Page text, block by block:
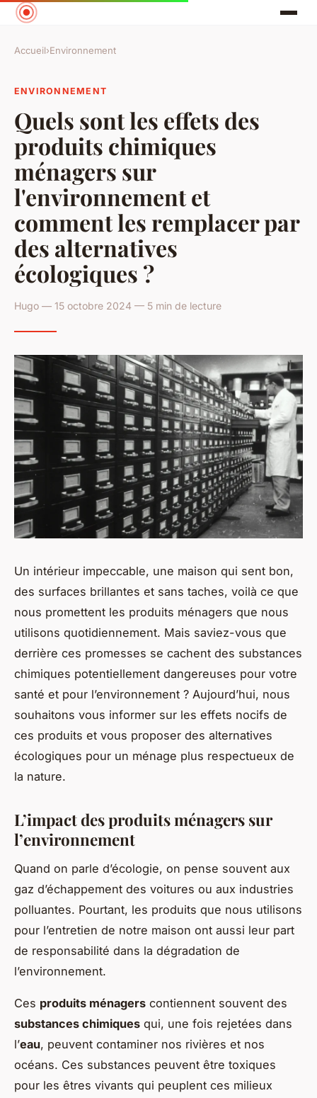
Accueil›Environnement
ENVIRONNEMENT
Quels sont les effets des
produits chimiques
ménagers sur
l'environnement et
comment les remplacer par
des alternatives
écologiques ?
Hugo — 15 octobre 2024 — 5 min de lecture
Un intérieur impeccable, une maison qui sent bon,
des surfaces brillantes et sans taches, voilà ce que
nous promettent les produits ménagers que nous
utilisons quotidiennement. Mais saviez-vous que
derrière ces promesses se cachent des substances
chimiques potentiellement dangereuses pour votre
santé et pour l’environnement ? Aujourd’hui, nous
souhaitons vous informer sur les effets nocifs de
ces produits et vous proposer des alternatives
écologiques pour un ménage plus respectueux de
la nature.
L’impact des produits ménagers sur
l’environnement
Quand on parle d’écologie, on pense souvent aux
gaz d’échappement des voitures ou aux industries
polluantes. Pourtant, les produits que nous utilisons
pour l’entretien de notre maison ont aussi leur part
de responsabilité dans la dégradation de
l’environnement.
Ces produits ménagers contiennent souvent des
substances chimiques qui, une fois rejetées dans
l’eau, peuvent contaminer nos rivières et nos
océans. Ces substances peuvent être toxiques
pour les êtres vivants qui peuplent ces milieux